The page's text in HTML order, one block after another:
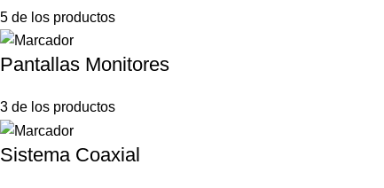
5 de los productos
Pantallas Monitores
3 de los productos
Sistema Coaxial